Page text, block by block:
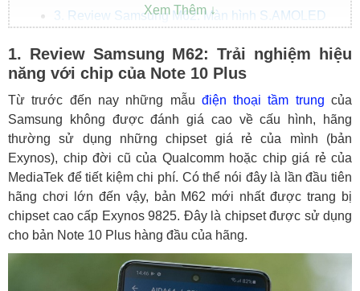
3. Review Samsung M62: Màn hình S.AMOLED
pin 7000mAh
5. Ai là người nên mua Samsung M62?
1. Review Samsung M62: Trải nghiệm hiệu
năng với chip của Note 10 Plus
Từ trước đến nay những mẫu điện thoại tầm trung của
Samsung không được đánh giá cao về cấu hình, hãng
thường sử dụng những chipset giá rẻ của mình (bản
Exynos), chip đời cũ của Qualcomm hoặc chip giá rẻ của
MediaTek để tiết kiệm chi phí. Có thể nói đây là lần đầu tiên
hãng chơi lớn đến vậy, bản M62 mới nhất được trang bị
chipset cao cấp Exynos 9825. Đây là chipset được sử dụng
cho bản Note 10 Plus hàng đầu của hãng.